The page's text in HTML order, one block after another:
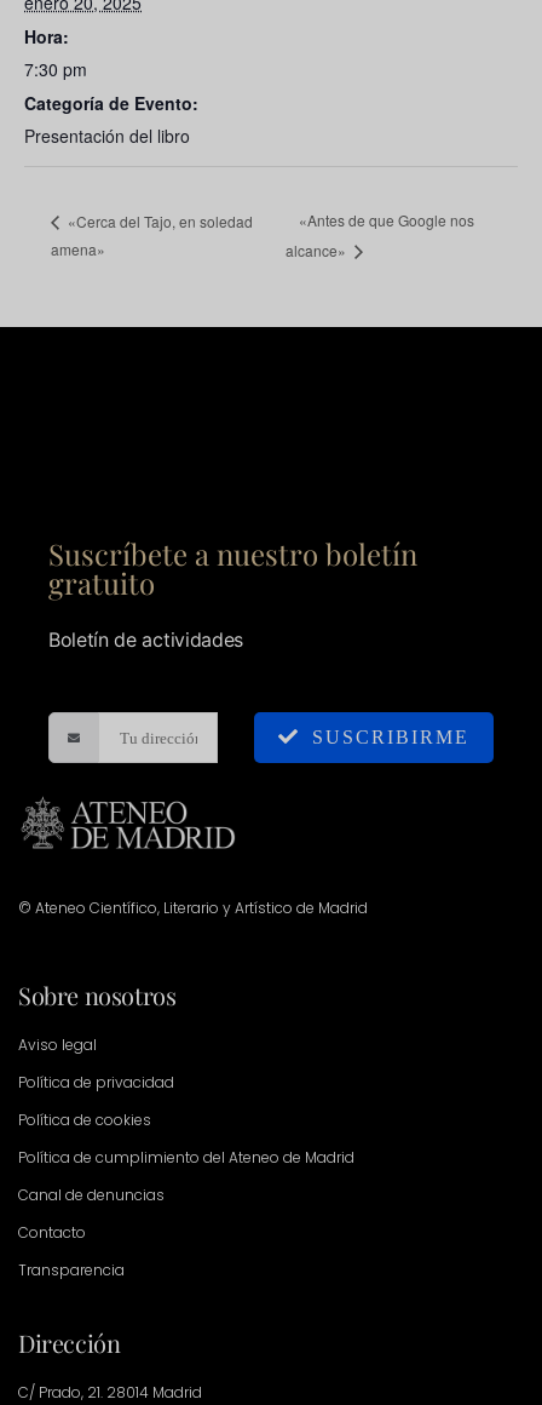
Hora:
7:30 pm
Categoría de Evento:
Presentación del libro
«Cerca del Tajo, en soledad
amena»
«Antes de que Google nos
alcance»
Suscríbete a nuestro boletín
gratuito
Boletín de actividades
SUSCRIBIRME
© Ateneo Científico, Literario y Artístico de Madrid
Sobre nosotros
Aviso legal
Política de privacidad
Política de cookies
Política de cumplimiento del Ateneo de Madrid
Canal de denuncias
Contacto
Transparencia
Dirección
C/ Prado, 21. 28014 Madrid